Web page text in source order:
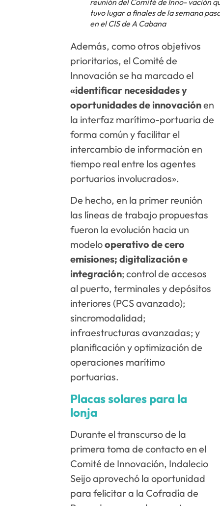
tuvo lugar a finales de la semana
en el CIS de A Cabana
Además, como otros objetivos
prioritarios, el Comité de
Innovación se ha marcado el
«identificar necesidades y
oportunidades de innovaciónen
la interfaz marítimo-portuaria de
forma común y facilitar el
intercambio de información en
tiempo real entre los agentes
portuarios involucrados».
De hecho, en la primer reunión
las líneas de trabajo propuestas
fueron la evolución hacia un
modelooperativo de cero
emisiones; digitalización e
integración; control de accesos
al puerto, terminales y depósitos
interiores (PCS avanzado);
sincromodalidad;
infraestructuras avanzadas; y
planificación y optimización de
operaciones marítimo
portuarias.
Placas solares para la
lonja
Durante el transcurso de la
primera toma de contacto en el
Comité de Innovación, Indalecio
Seijo aprovechó la oportunidad
para felicitar a la Cofradía de